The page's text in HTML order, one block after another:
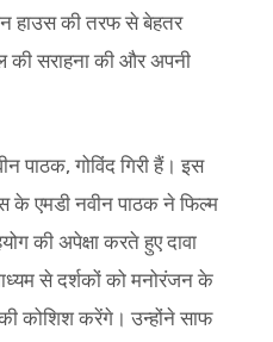
हाउस की तरफ से बेहतर
की सराहना की और अपनी
पाठक, गोविंद गिरी हैं। इस
के एमडी नवीन पाठक ने फिल्म
की अपेक्षा करते हुए दावा
से दर्शकों को मनोरंजन के
कोशिश करेंगे। उन्होंने साफ